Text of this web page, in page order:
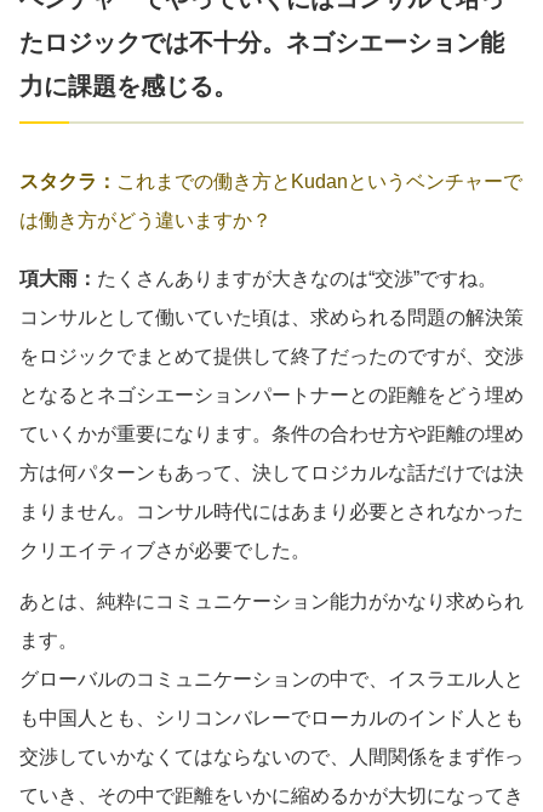
たロジックでは不十分。ネゴシエーション能
力に課題を感じる。
スタクラ： これまでの働き方とKudanというベンチャーで
は働き方がどう違いますか？
項大雨： たくさんありますが大きなのは“交渉”ですね。
コンサルとして働いていた頃は、求められる問題の解決策
をロジックでまとめて提供して終了だったのですが、交渉
となるとネゴシエーションパートナーとの距離をどう埋め
ていくかが重要になります。条件の合わせ方や距離の埋め
方は何パターンもあって、決してロジカルな話だけでは決
まりません。コンサル時代にはあまり必要とされなかった
クリエイティブさが必要でした。
あとは、純粋にコミュニケーション能力がかなり求められ
ます。
グローバルのコミュニケーションの中で、イスラエル人と
も中国人とも、シリコンバレーでローカルのインド人とも
交渉していかなくてはならないので、人間関係をまず作っ
ていき、その中で距離をいかに縮めるかが大切になってき